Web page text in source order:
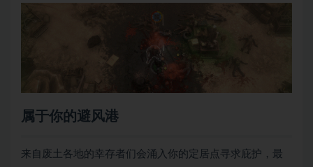
属于你的避风港
来自废土各地的幸存者们会涌入你的定居点寻求庇护，最